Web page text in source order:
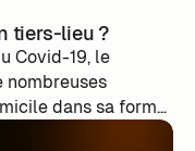
tiers-lieu ?
Covid-19, le
nombreuses
dans sa forme
d’autres